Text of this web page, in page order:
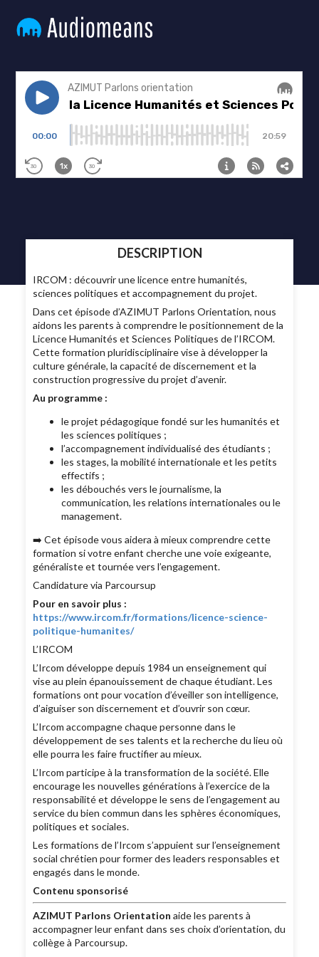
DESCRIPTION
IRCOM : découvrir une licence entre humanités,
sciences politiques et accompagnement du projet.
Dans cet épisode d’AZIMUT Parlons Orientation, nous
aidons les parents à comprendre le positionnement de la
Licence Humanités et Sciences Politiques de l’IRCOM.
Cette formation pluridisciplinaire vise à développer la
culture générale, la capacité de discernement et la
construction progressive du projet d’avenir.
Au programme :
le projet pédagogique fondé sur les humanités et
les sciences politiques ;
l’accompagnement individualisé des étudiants ;
les stages, la mobilité internationale et les petits
effectifs ;
les débouchés vers le journalisme, la
communication, les relations internationales ou le
management.
➡️ Cet épisode vous aidera à mieux comprendre cette
formation si votre enfant cherche une voie exigeante,
généraliste et tournée vers l’engagement.
Candidature via Parcoursup
Pour en savoir plus :
https://www.ircom.fr/formations/licence-science-
politique-humanites/
L’IRCOM
L’Ircom développe depuis 1984 un enseignement qui
vise au plein épanouissement de chaque étudiant. Les
formations ont pour vocation d’éveiller son intelligence,
d’aiguiser son discernement et d’ouvrir son cœur.
L’Ircom accompagne chaque personne dans le
développement de ses talents et la recherche du lieu où
elle pourra les faire fructifier au mieux.
L’Ircom participe à la transformation de la société. Elle
encourage les nouvelles générations à l’exercice de la
responsabilité et développe le sens de l’engagement au
service du bien commun dans les sphères économiques,
politiques et sociales.
Les formations de l’Ircom s’appuient sur l’enseignement
social chrétien pour former des leaders responsables et
engagés dans le monde.
Contenu sponsorisé
AZIMUT Parlons Orientation aide les parents à
accompagner leur enfant dans ses choix d’orientation, du
collège à Parcoursup.